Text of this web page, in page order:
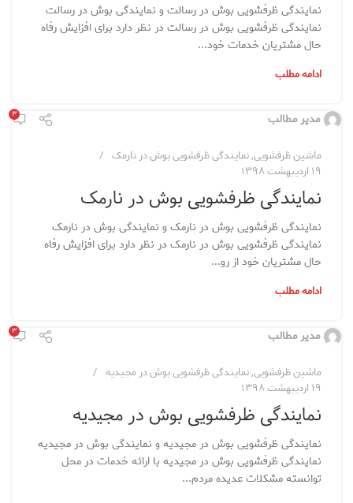
نمایندگی ظرفشویی بوش در رسالت و نمایندگی بوش در رسالت
نمایندگی ظرفشویی بوش در رسالت در نظر دارد برای افزایش رفاه
حال مشتریان خدمات خود...
ادامه مطلب
مدیر مطالب ۳
ماشین ظرفشویی,نمایندگی ظرفشویی بوش در نارمک
۱۹ اردیبهشت ۱۳۹۸
نمایندگی ظرفشویی بوش در نارمک
نمایندگی ظرفشویی بوش در نارمک و نمایندگی بوش در نارمک
نمایندگی ظرفشویی بوش در نارمک در نظر دارد برای افزایش رفاه
حال مشتریان خود از رو...
ادامه مطلب
مدیر مطالب ۳
ماشین ظرفشویی,نمایندگی ظرفشویی بوش در مجیدیه
۱۹ اردیبهشت ۱۳۹۸
نمایندگی ظرفشویی بوش در مجیدیه
نمایندگی ظرفشویی بوش در مجیدیه و نمایندگی بوش در مجیدیه
نمایندگی ظرفشویی بوش در مجیدیه با ارائه خدمات در محل
توانسته مشکلات عدیده مردم...